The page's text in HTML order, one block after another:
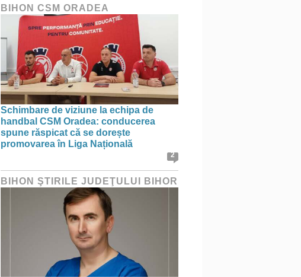
BIHON CSM ORADEA
Schimbare de viziune la echipa de
handbal CSM Oradea: conducerea
spune răspicat că se dorește
promovarea în Liga Națională
2
BIHON ŞTIRILE JUDEŢULUI BIHOR